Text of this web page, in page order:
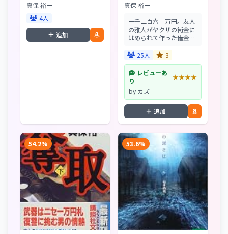
真保 裕一
4人
追加
真保 裕一
一千二百六十万円。友人
の雅人がヤクザの街金に
はめられて作った借金を
りを二人で実行しようと
ンや機械に詳しい彼なら
ではのアイデアで、大金
入手まであと一歩と迫
っ...
25人 3
レビューあ
り
★★★★
by カズ
追加
54.2% 53.6%